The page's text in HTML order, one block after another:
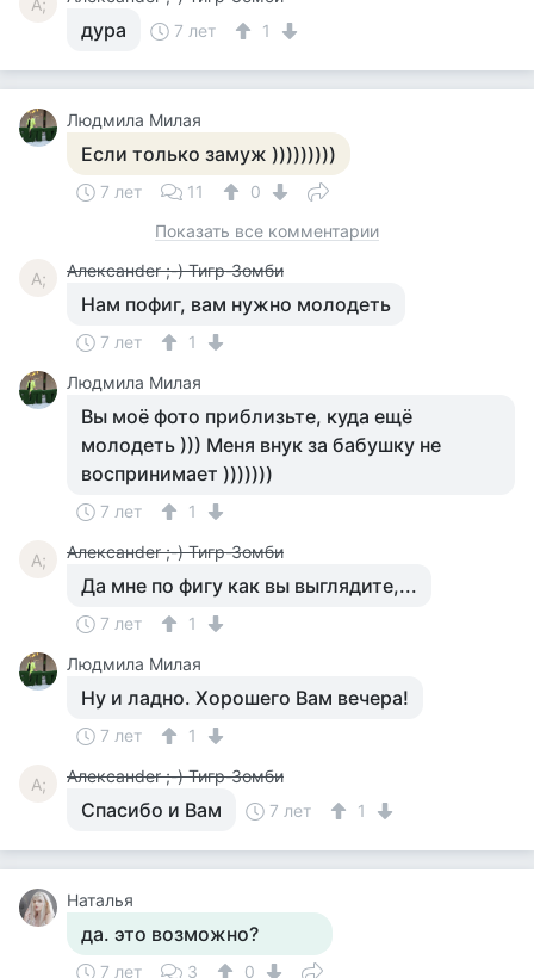
А;
дура 7 лет 1
Людмила Милая
Если только замуж )))))))))
7 лет 11
0
Показать все комментарии
А; Алексанder ;-) Тигр-Зомби
Нам пофиг, вам нужно молодеть
7 лет
1
Людмила Милая
Вы моё фото приблизьте, куда ещё
молодеть ))) Меня внук за бабушку не
воспринимает )))))))
7 лет 1
А; Алексанder ;-) Тигр-Зомби
Да мне по фигу как вы выглядите,...
7 лет
1
Людмила Милая
Ну и ладно. Хорошего Вам вечера!
7 лет 1
А; Алексанder ;-) Тигр-Зомби
Спасибо и Вам 7 лет 1
Наталья
да. это возможно?
7 лет 3 0